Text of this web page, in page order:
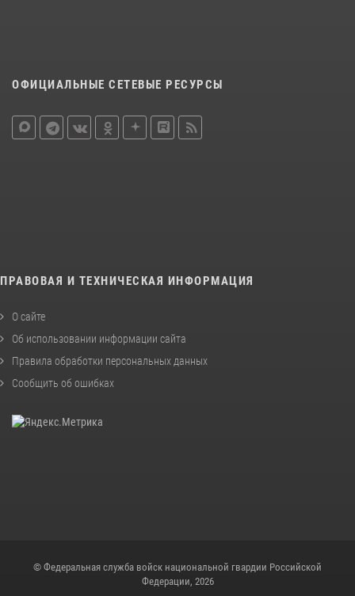
ОФИЦИАЛЬНЫЕ СЕТЕВЫЕ РЕСУРСЫ
ПРАВОВАЯ И ТЕХНИЧЕСКАЯ ИНФОРМАЦИЯ
О сайте
Об использовании информации сайта
Правила обработки персональных данных
Сообщить об ошибках
© Федеральная служба войск национальной гвардии Российской
Федерации, 2026